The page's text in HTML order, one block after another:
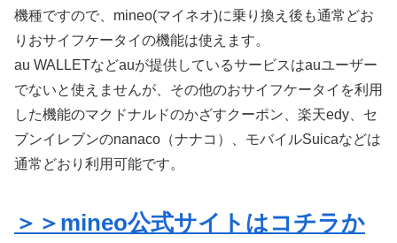
機種ですので、mineo(マイネオ)に乗り換え後も通常どお
りおサイフケータイの機能は使えます。
au WALLETなどauが提供しているサービスはauユーザー
でないと使えませんが、その他のおサイフケータイを利用
した機能のマクドナルドのかざすクーポン、楽天edy、セ
ブンイレブンのnanaco（ナナコ）、モバイルSuicaなどは
通常どおり利用可能です。
＞＞mineo公式サイトはコチラか